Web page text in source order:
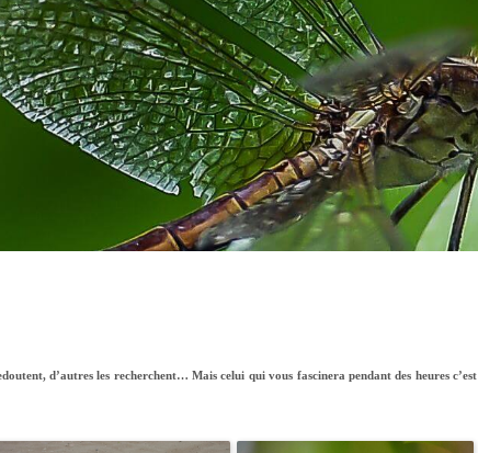
d’autres les recherchent… Mais celui qui vous fascinera pendant des heures c’est